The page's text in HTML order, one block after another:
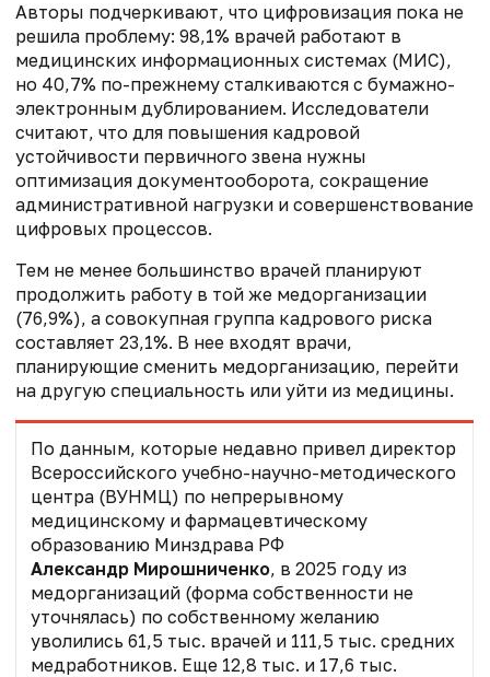
Авторы подчеркивают, что цифровизация пока не
решила проблему: 98,1% врачей работают в
медицинских информационных системах (МИС),
но 40,7% по-прежнему сталкиваются с бумажно-
электронным дублированием. Исследователи
считают, что для повышения кадровой
устойчивости первичного звена нужны
оптимизация документооборота, сокращение
административной нагрузки и совершенствование
цифровых процессов.
Тем не менее большинство врачей планируют
продолжить работу в той же медорганизации
(76,9%), а совокупная группа кадрового риска
составляет 23,1%. В нее входят врачи,
планирующие сменить медорганизацию, перейти
на другую специальность или уйти из медицины.
По данным, которые недавно привел директор
Всероссийского учебно-научно-методического
центра (ВУНМЦ) по непрерывному
медицинскому и фармацевтическому
образованию Минздрава РФ
Александр Мирошниченко, в 2025 году из
медорганизаций (форма собственности не
уточнялась) по собственному желанию
уволились 61,5 тыс. врачей и 111,5 тыс. средних
медработников. Еще 12,8 тыс. и 17,6 тыс.